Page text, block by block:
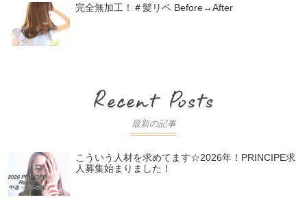
完全無加工！＃髪リペ Before→After
最新の記事
こういう人材を求めてます☆2026年！PRINCIPE求
人募集始まりました！